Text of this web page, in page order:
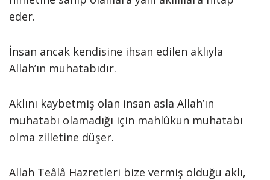
eder.
İnsan ancak kendisine ihsan edilen aklıyla
Allah’ın muhatabıdır.
Aklını kaybetmiş olan insan asla Allah’ın
muhatabı olamadığı için mahlûkun muhatabı
olma zilletine düşer.
Allah Teâlâ Hazretleri bize vermiş olduğu aklı,